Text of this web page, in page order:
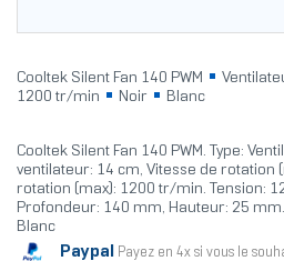
Cooltek Silent Fan 140 PWM
1200 tr/min
Noir Blanc
Cooltek Silent Fan 140 PWM. Type:
ventilateur: 14 cm, Vitesse de rotation
rotation (max): 1200 tr/min. Tension:
Profondeur: 140 mm, Hauteur: 25
Blanc
Paypal Payez en 4x si vous le